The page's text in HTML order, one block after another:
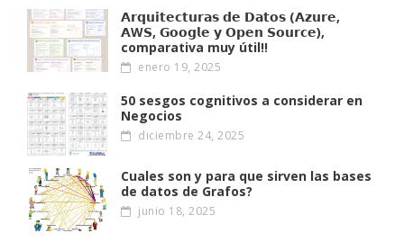
𝗔𝗿𝗾𝘂𝗶𝘁𝗲𝗰𝘁𝘂𝗿𝗮𝘀 𝗱𝗲 𝗗𝗮𝘁𝗼𝘀 (𝗔𝘇𝘂𝗿𝗲,
𝗔W𝗦, 𝗚𝗼𝗼𝗴𝗹𝗲 𝘆 𝗢𝗽𝗲𝗻 𝗦𝗼𝘂𝗿𝗰𝗲),
comparativa muy útil!!
enero 19, 2025
50 sesgos cognitivos a considerar en
Negocios
diciembre 24, 2025
Cuales son y para que sirven las bases
de datos de Grafos?
junio 18, 2025